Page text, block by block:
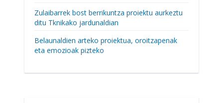
Zulaibarrek bost berrikuntza proiektu aurkeztu
ditu Tknikako jardunaldian
Belaunaldien arteko proiektua, oroitzapenak
eta emozioak pizteko